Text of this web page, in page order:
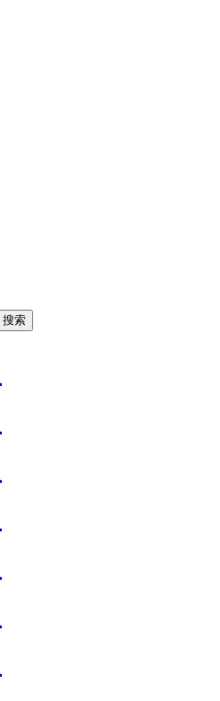
搜索